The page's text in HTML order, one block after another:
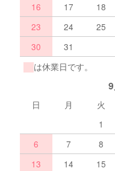
16
17 18
23
24 25
30
31
は休業日です。
日 月 火
1
6
7 8
13
14 15